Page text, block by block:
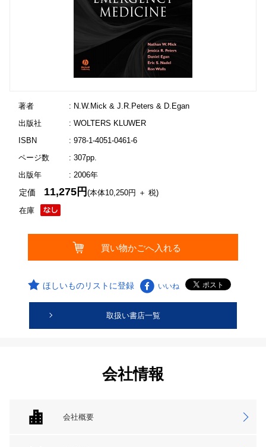
著者
: N.W.Mick & J.R.Peters & D.Egan
出版社
: WOLTERS KLUWER
ISBN
: 978-1-4051-0461-6
ページ数
: 307pp.
出版年
: 2006年
在庫
定価 11,275円(本体10,250円 ＋ 税)
ほしいものリストに登録 いいね
取扱い書店一覧
会社情報
会社概要